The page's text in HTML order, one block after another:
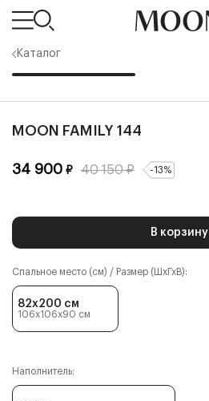
Каталог
MOON FAMILY 144
34 900 ₽ 40 150₽ -13%
В корзину
Спальное место (см) / Размер (ШхГхВ):
82x200 см
106x106x90 см
Наполнитель: